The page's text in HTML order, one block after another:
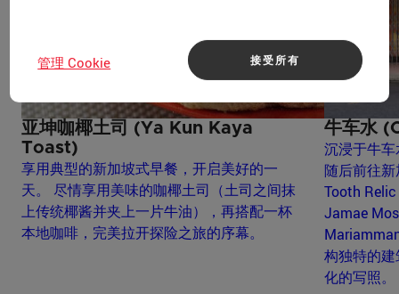
亚坤咖椰土司 (Ya Kun Kaya
Toast)
享用典型的新加坡式早餐，开启美好的一
天。 尽情享用美味的咖椰土司（土司之间抹
上传统椰酱并夹上一片牛油），再搭配一杯
本地咖啡，完美拉开探险之旅的序幕。
牛车水
沉浸于牛
随后前往
Tooth
Jamae
构独特的
化的写照。
接受所有
管理 Cookie